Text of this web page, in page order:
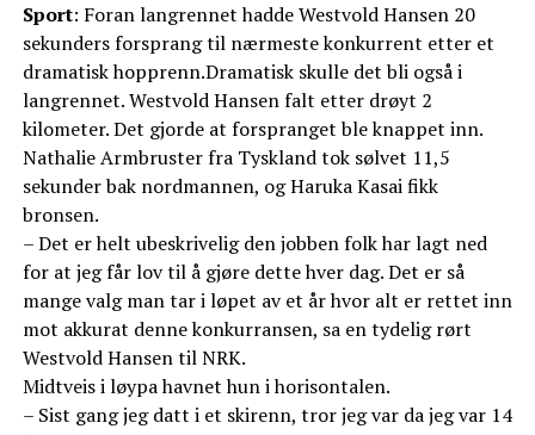
Sport: Foran langrennet hadde Westvold Hansen 20
sekunders forsprang til nærmeste konkurrent etter et
dramatisk hopprenn.Dramatisk skulle det bli også i
langrennet. Westvold Hansen falt etter drøyt 2
kilometer. Det gjorde at forspranget ble knappet inn.
Nathalie Armbruster fra Tyskland tok sølvet 11,5
sekunder bak nordmannen, og Haruka Kasai fikk
bronsen.
– Det er helt ubeskrivelig den jobben folk har lagt ned
for at jeg får lov til å gjøre dette hver dag. Det er så
mange valg man tar i løpet av et år hvor alt er rettet inn
mot akkurat denne konkurransen, sa en tydelig rørt
Westvold Hansen til NRK.
Midtveis i løypa havnet hun i horisontalen.
– Sist gang jeg datt i et skirenn, tror jeg var da jeg var 14